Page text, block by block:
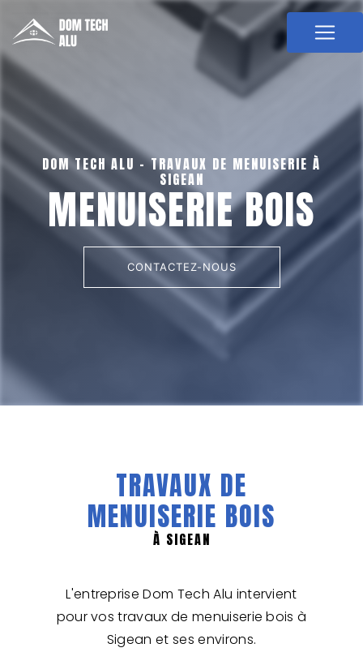
Panneau de gestion des cookies
DOM TECH ALU - TRAVAUX DE MENUISERIE À
SIGEAN
MENUISERIE BOIS
CONTACTEZ-NOUS
TRAVAUX DE
MENUISERIE BOIS
À SIGEAN
L'entreprise Dom Tech Alu intervient
pour vos travaux de menuiserie bois à
Sigean et ses environs.